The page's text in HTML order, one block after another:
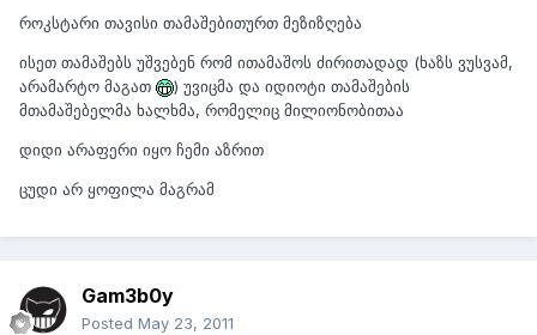
როკსტარი თავისი თამაშებითურთ მეზიზღება
ისეთ თამაშებს უშვებენ რომ ითამაშოს ძირითადად (ხაზს ვუსვამ,
არამარტო მაგათ
) უვიცმა და იდიოტი თამაშების
მთამაშებელმა ხალხმა, რომელიც მილიონობითაა
დიდი არაფერი იყო ჩემი აზრით
ცუდი არ ყოფილა მაგრამ
Gam3b0y
Posted May 23, 2011